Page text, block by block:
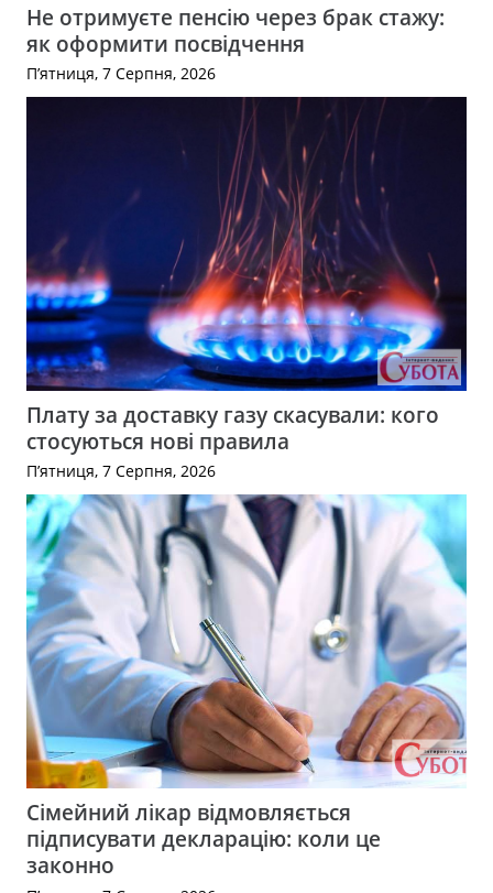
Не отримуєте пенсію через брак стажу:
як оформити посвідчення
П’ятниця, 7 Серпня, 2026
Плату за доставку газу скасували: кого
стосуються нові правила
П’ятниця, 7 Серпня, 2026
Сімейний лікар відмовляється
підписувати декларацію: коли це
законно